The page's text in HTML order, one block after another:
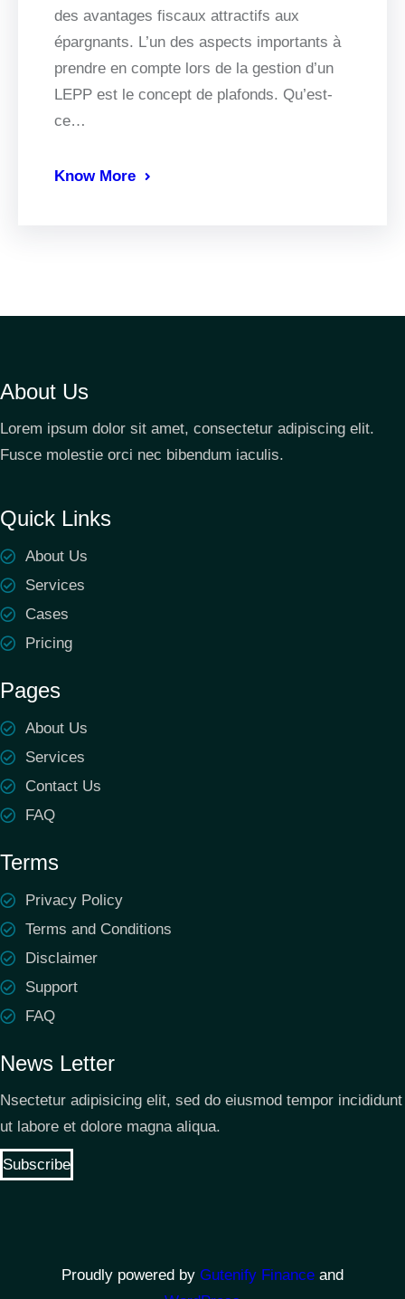
des avantages fiscaux attractifs aux
épargnants. L’un des aspects importants à
prendre en compte lors de la gestion d’un
LEPP est le concept de plafonds. Qu’est-
ce…
Know More
About Us
Lorem ipsum dolor sit amet, consectetur adipiscing elit.
Fusce molestie orci nec bibendum iaculis.
Quick Links
About Us
Services
Cases
Pricing
Pages
About Us
Services
Contact Us
FAQ
Terms
Privacy Policy
Terms and Conditions
Disclaimer
Support
FAQ
News Letter
Nsectetur adipisicing elit, sed do eiusmod tempor incididunt
ut labore et dolore magna aliqua.
Subscribe
Proudly powered by Gutenify Finance and